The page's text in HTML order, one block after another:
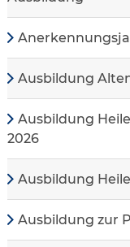
Ausbildung
Ausbildung
2026
Ausbildung
Ausbildung zur